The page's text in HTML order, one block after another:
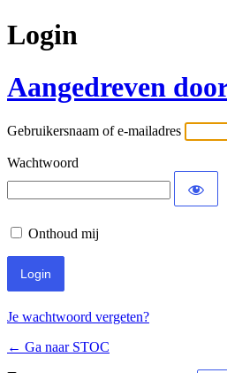
Login
Aangedreven
Gebruikersnaam of e-mailadres
Wachtwoord
Onthoud mij
Je wachtwoord vergeten?
← Ga naar STOC